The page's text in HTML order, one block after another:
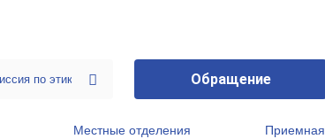
Обращение
Местные отделения Приемная